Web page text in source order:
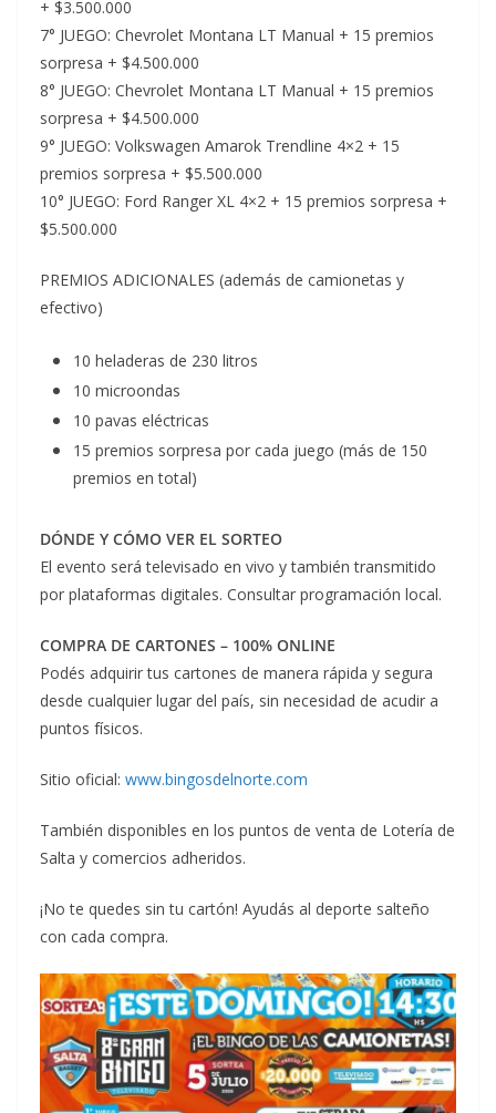
+ $3.500.000
7° JUEGO: Chevrolet Montana LT Manual + 15 premios
sorpresa + $4.500.000
8° JUEGO: Chevrolet Montana LT Manual + 15 premios
sorpresa + $4.500.000
9° JUEGO: Volkswagen Amarok Trendline 4×2 + 15
premios sorpresa + $5.500.000
10° JUEGO: Ford Ranger XL 4×2 + 15 premios sorpresa +
$5.500.000
PREMIOS ADICIONALES (además de camionetas y
efectivo)
10 heladeras de 230 litros
10 microondas
10 pavas eléctricas
15 premios sorpresa por cada juego (más de 150
premios en total)
DÓNDE Y CÓMO VER EL SORTEO
El evento será televisado en vivo y también transmitido
por plataformas digitales. Consultar programación local.
COMPRA DE CARTONES – 100% ONLINE
Podés adquirir tus cartones de manera rápida y segura
desde cualquier lugar del país, sin necesidad de acudir a
puntos físicos.
Sitio oficial: www.bingosdelnorte.com
También disponibles en los puntos de venta de Lotería de
Salta y comercios adheridos.
¡No te quedes sin tu cartón! Ayudás al deporte salteño
con cada compra.